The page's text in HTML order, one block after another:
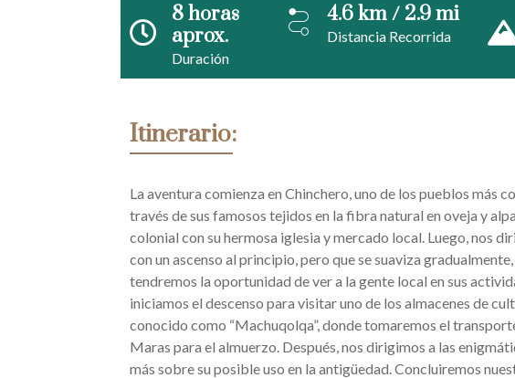
8 horas
aprox.
Duración
4.6 km / 2.9 mi
Distancia Recorrida
Itinerario:
La aventura comienza en Chinchero, uno de los pueblos más
través de sus famosos tejidos en la fibra natural en oveja y
colonial con su hermosa iglesia y mercado local. Luego, nos
con un ascenso al principio, pero que se suaviza
tendremos la oportunidad de ver a la gente local en sus
iniciamos el descenso para visitar uno de los almacenes de
conocido como “Machuqolqa”, donde tomaremos el
Maras para el almuerzo. Después, nos dirigimos a las
más sobre su posible uso en la antigüedad. Concluiremos